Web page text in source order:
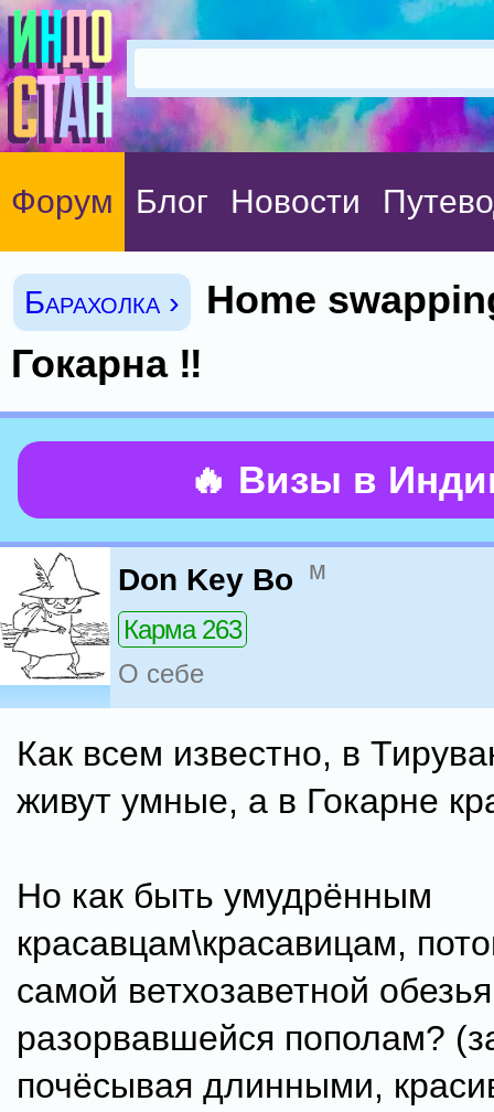
Форум Блог Новости
Барахолка ›
Home
Гокарна ‼️
🔥 Визы в
Don Key Bo м
Карма 263
О себе
Как всем известно, в
живут умные, а в Гокарне
Но как быть умудрённым
красавцам\красавицам,
самой ветхозаветной
разорвавшейся пополам?
почёсывая длинными,